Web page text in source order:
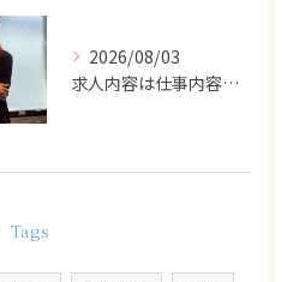
2026/08/03
求人内容は仕事内容や条件を具体的かつわかりやすく記載し、応募...
Tags